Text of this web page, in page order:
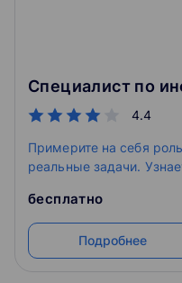
4.4
Примерите на себя
реальные задачи.
бесплатно
Подробнее